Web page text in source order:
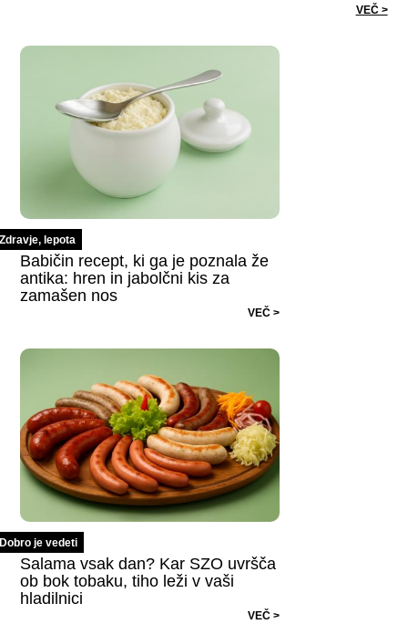
VEČ >
Zdravje, lepota
Babičin recept, ki ga je poznala že
antika: hren in jabolčni kis za
zamašen nos
VEČ >
Dobro je vedeti
Salama vsak dan? Kar SZO uvršča
ob bok tobaku, tiho leži v vaši
hladilnici
VEČ >